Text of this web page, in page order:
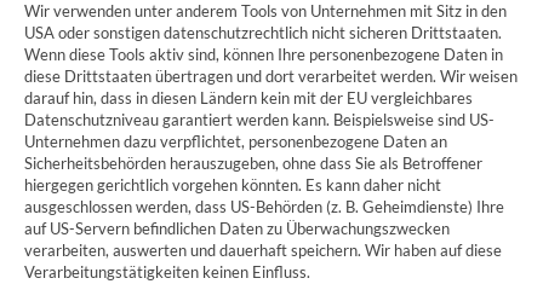
Wir verwenden unter anderem Tools von Unternehmen mit Sitz in den
USA oder sonstigen datenschutzrechtlich nicht sicheren Drittstaaten.
Wenn diese Tools aktiv sind, können Ihre personenbezogene Daten in
diese Drittstaaten übertragen und dort verarbeitet werden. Wir weisen
darauf hin, dass in diesen Ländern kein mit der EU vergleichbares
Datenschutzniveau garantiert werden kann. Beispielsweise sind US-
Unternehmen dazu verpflichtet, personenbezogene Daten an
Sicherheitsbehörden herauszugeben, ohne dass Sie als Betroffener
hiergegen gerichtlich vorgehen könnten. Es kann daher nicht
ausgeschlossen werden, dass US-Behörden (z. B. Geheimdienste) Ihre
auf US-Servern befindlichen Daten zu Überwachungszwecken
verarbeiten, auswerten und dauerhaft speichern. Wir haben auf diese
Verarbeitungstätigkeiten keinen Einfluss.